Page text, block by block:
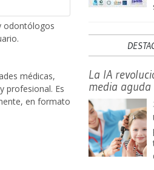
odontólogos
médicas,
profesional. Es
en formato
La IA
media aguda